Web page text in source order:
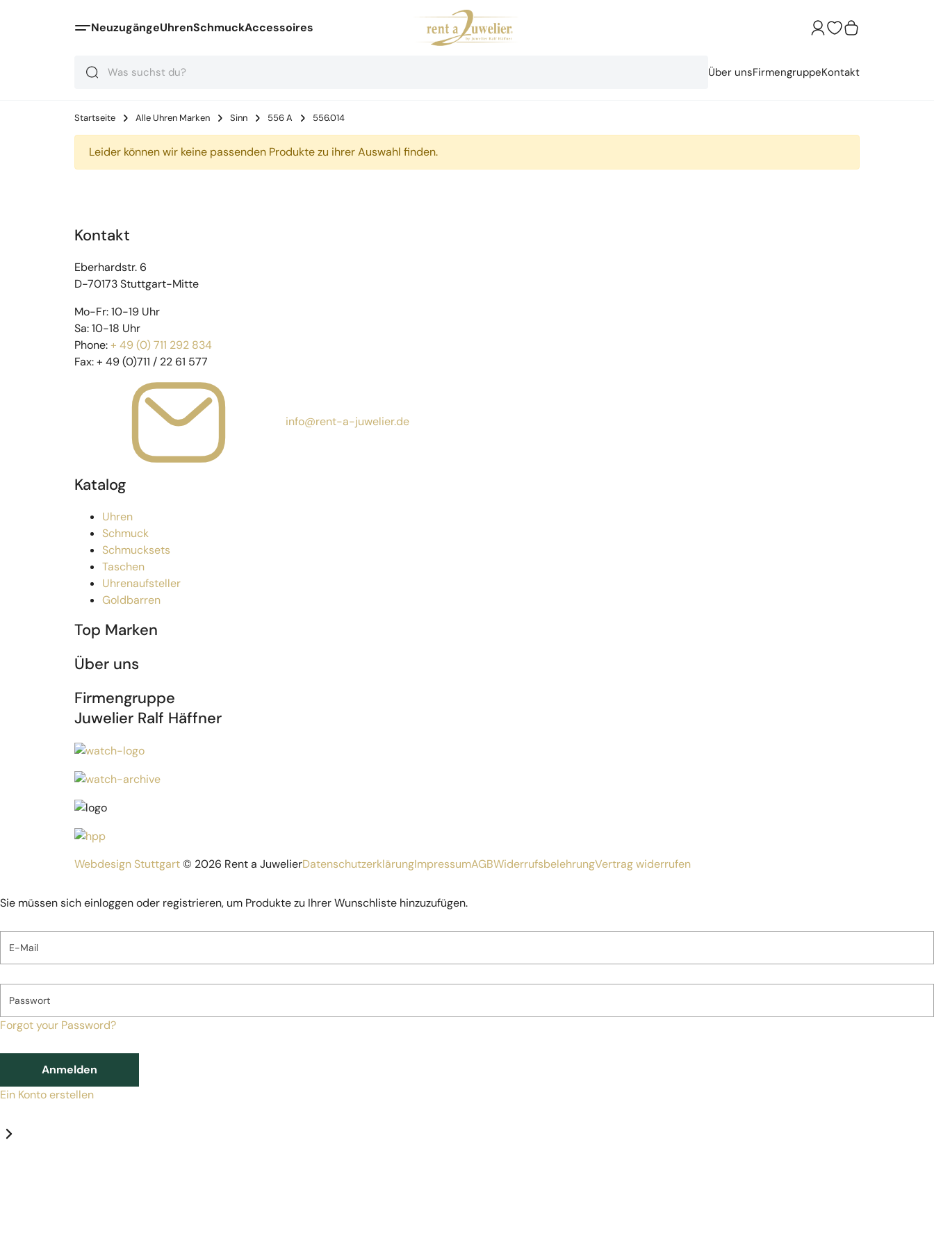
NeuzugängeUhrenSchmuckAccessoires
Suche
Suche
Über unsFirmengruppeKontakt
Startseite Alle Uhren Marken Sinn 556 A 556.014
Leider können wir keine passenden Produkte zu ihrer Auswahl finden.
Kontakt
Eberhardstr. 6
D-70173 Stuttgart-Mitte
Mo-Fr: 10-19 Uhr
Sa: 10-18 Uhr
Phone:+ 49 (0) 711 292 834
Fax:+ 49 (0)711 / 22 61 577
info@rent-a-juwelier.de
Katalog
Uhren
Schmuck
Schmucksets
Taschen
Uhrenaufsteller
Goldbarren
Top Marken
Über uns
Firmengruppe
Juwelier Ralf Häffner
Webdesign Stuttgart© 2026 Rent a JuwelierDatenschutzerklärungImpressumAGBWiderrufsbelehrungVertrag widerrufen
Sie müssen sich einloggen oder registrieren, um Produkte zu Ihrer Wunschliste hinzuzufügen.
E-Mail
Passwort
Forgot your Password?
Anmelden
Ein Konto erstellen